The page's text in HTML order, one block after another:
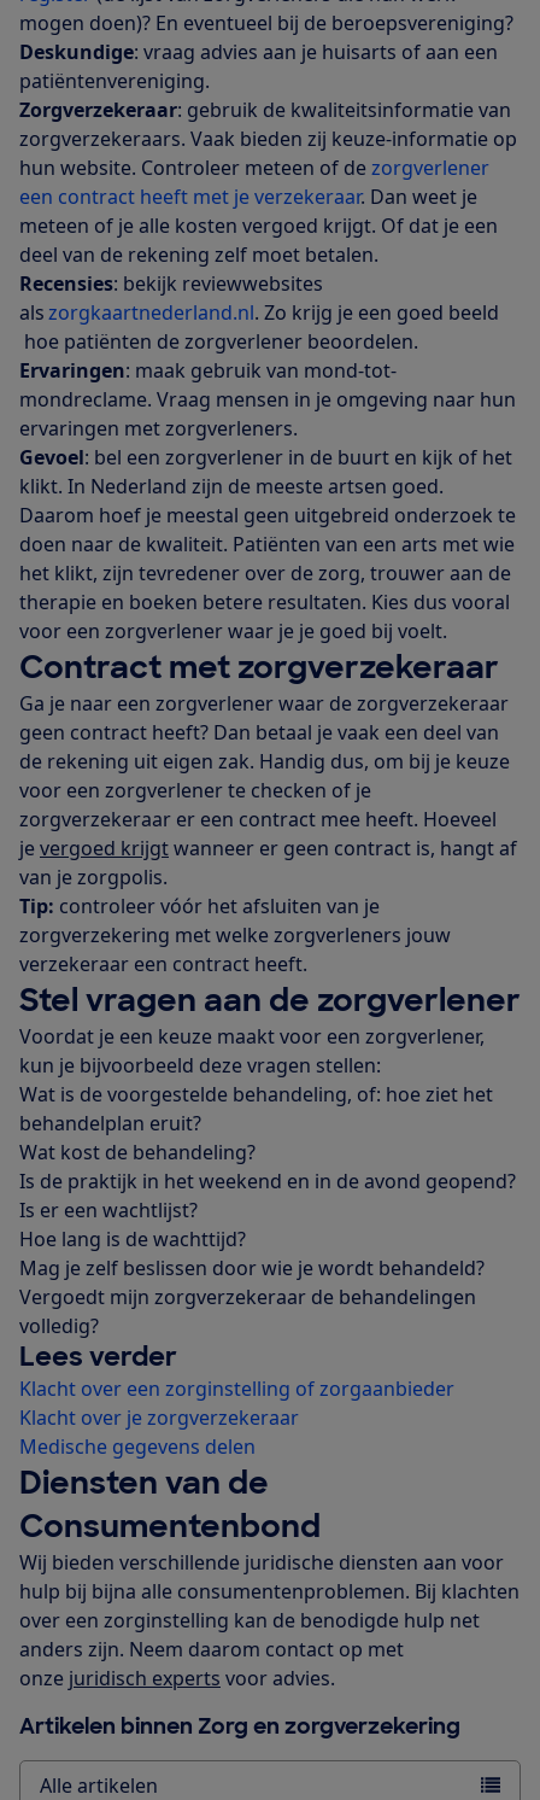
mogen doen)? En eventueel bij de beroepsvereniging?
Deskundige: vraag advies aan je huisarts of aan een
patiëntenvereniging.
Zorgverzekeraar: gebruik de kwaliteitsinformatie van
zorgverzekeraars. Vaak bieden zij keuze-informatie op
hun website. Controleer meteen of dezorgverlener
een contract heeft met je verzekeraar. Dan weet je
meteen of je alle kosten vergoed krijgt. Of dat je een
deel van de rekening zelf moet betalen.
Recensies: bekijk reviewwebsites
alszorgkaartnederland.nl. Zo krijg je een goed beeld
hoe patiënten de zorgverlener beoordelen.
Ervaringen: maak gebruik van mond-tot-
mondreclame. Vraag mensen in je omgeving naar hun
ervaringen met zorgverleners.
Gevoel: bel een zorgverlener in de buurt en kijk of het
klikt. In Nederland zijn de meeste artsen goed.
Daarom hoef je meestal geen uitgebreid onderzoek te
doen naar de kwaliteit. Patiënten van een arts met wie
het klikt, zijn tevredener over de zorg, trouwer aan de
therapie en boeken betere resultaten. Kies dus vooral
voor een zorgverlener waar je je goed bij voelt.
Contract met zorgverzekeraar
Ga je naar een zorgverlener waar de zorgverzekeraar
geen contract heeft? Dan betaal je vaak een deel van
de rekening uit eigen zak. Handig dus, om bij je keuze
voor een zorgverlener te checken of je
zorgverzekeraar er een contract mee heeft. Hoeveel
jevergoed krijgtwanneer er geen contract is, hangt af
van je zorgpolis.
Tip: controleer vóór het afsluiten van je
zorgverzekering met welke zorgverleners jouw
verzekeraar een contract heeft.
Stel vragen aan de zorgverlener
Voordat je een keuze maakt voor een zorgverlener,
kun je bijvoorbeeld deze vragen stellen:
Wat is de voorgestelde behandeling, of: hoe ziet het
behandelplan eruit?
Wat kost de behandeling?
Is de praktijk in het weekend en in de avond geopend?
Is er een wachtlijst?
Hoe lang is de wachttijd?
Mag je zelf beslissen door wie je wordt behandeld?
Vergoedt mijn zorgverzekeraar de behandelingen
volledig?
Lees verder
Klacht over een zorginstelling of zorgaanbieder
Klacht over je zorgverzekeraar
Medische gegevens delen
Diensten van de
Consumentenbond
Wij bieden verschillende juridische diensten aan voor
hulp bij bijna alle consumentenproblemen. Bij klachten
over een zorginstelling kan de benodigde hulp net
anders zijn. Neem daarom contact op met
onze juridisch experts voor advies.
Artikelen binnen Zorg en zorgverzekering
Alle artikelen